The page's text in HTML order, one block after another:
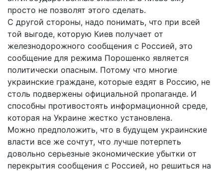
просто не позволят этого сделать.
С другой стороны, надо понимать, что при всей
той выгоде, которую Киев получает от
железнодорожного сообщения с Россией, это
сообщение для режима Порошенко является
политически опасным. Потому что многие
украинские граждане, которые ездят в Россию, не
столь подвержены официальной пропаганде. И
способны противостоять информационной среде,
которая на Украине жестко установлена.
Можно предположить, что в будущем украинские
власти все же сочтут, что лучше потерпеть
довольно серьезные экономические убытки от
перекрытия сообщения с Россией, но решиться на